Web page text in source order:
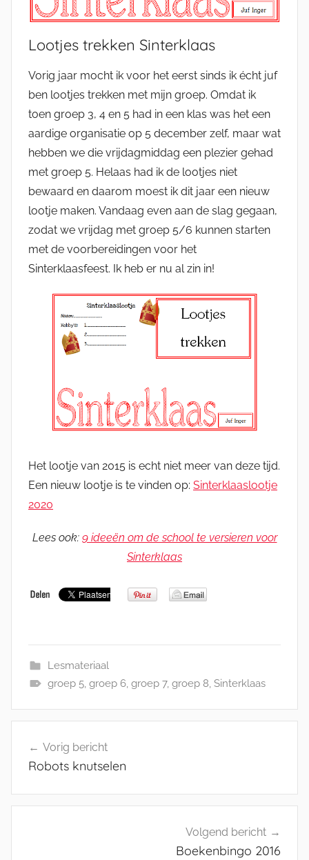
Lootjes trekken Sinterklaas
Vorig jaar mocht ik voor het eerst sinds ik écht juf
ben lootjes trekken met mijn groep. Omdat ik
toen groep 3, 4 en 5 had in een klas was het een
aardige organisatie op 5 december zelf, maar wat
hebben we die vrijdagmiddag een plezier gehad
met groep 5. Helaas had ik de lootjes niet
bewaard en daarom moest ik dit jaar een nieuw
lootje maken. Vandaag even aan de slag gegaan,
zodat we vrijdag met groep 5/6 kunnen starten
met de voorbereidingen voor het
Sinterklaasfeest. Ik heb er nu al zin in!
Het lootje van 2015 is echt niet meer van deze tijd.
Een nieuw lootje is te vinden op: Sinterklaaslootje
2020
Lees ook: 9 ideeën om de school te versieren voor
Sinterklaas
Lesmateriaal
groep 5, groep 6, groep 7, groep 8, Sinterklaas
navigatie
Vorig bericht
Robots knutselen
Volgend bericht
Boekenbingo 2016